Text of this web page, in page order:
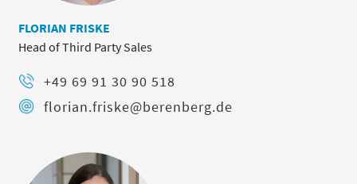
FLORIAN FRISKE
Head of Third Party Sales
+49 69 91 30 90 518
florian.friske@berenberg.de